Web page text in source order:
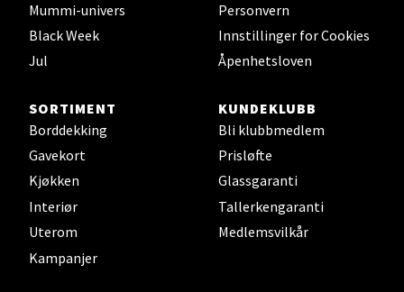
Mummi-univers
Black Week
Jul
Personvern
Innstillinger for Cookies
Åpenhetsloven
SORTIMENT
Borddekking
Gavekort
Kjøkken
Interiør
Uterom
Kampanjer
KUNDEKLUBB
Bli klubbmedlem
Prisløfte
Glassgaranti
Tallerkengaranti
Medlemsvilkår
Strømmen - Thon Senter Strømmen
Støperivn. 5, 2010 Strømmen
0 i butikk